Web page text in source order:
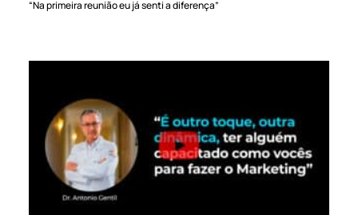
“Na primeira reunião eu já senti a diferença”